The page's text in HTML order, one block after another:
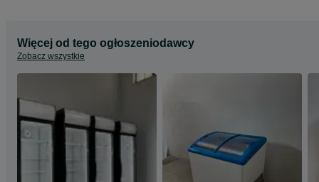
Więcej od tego ogłoszeniodawcy
Zobacz wszystkie